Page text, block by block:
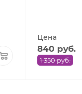
Цена
840 руб.
1 350руб.